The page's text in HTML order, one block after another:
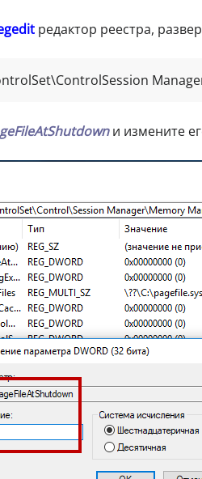
редактор реестра,
и измените